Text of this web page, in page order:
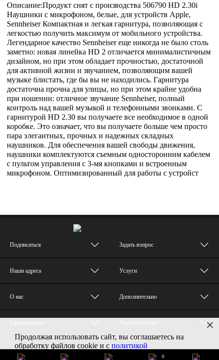
Описание:Продукт снят с производства 506790 HD 2.30i
Наушники с микрофоном, белые, для устройств Apple,
Sennheiser Компактная и легкая гарнитура, позволяющая с
легкостью получить максимум от мобильного устройства.
Легендарное качество Sennheiser еще никогда не было столь
заметно: новая линейка HD 2 отличается минималистичным
дизайном, но при этом обладает прочностью, достаточной
для активной жизни и звучанием, позволяющим вашей
музыке блистать, где бы вы не находились. Гарнитура
достаточна прочна для улицы, но при этом крайне удобна
при ношении: отличное звучание Sennheiser, полный
контроль над вашей музыкой и телефонными звонками. С
гарнитурой HD 2.30 вы получаете все необходимое в одной
коробке. Это означает, что вы получаете больше чем просто
пара элегантных, прочных и надежных складных
наушников. Для обеспечения вашей свободы движения,
наушники комплектуются съемным односторонним кабелем
с пультом управления с 3-мя кнопками и встроенным
микрофоном. Оптимизированный для работы с устройст
Подписаться
Наши адреса
О нас
Задать вопрос
Услуги
Дополнительно
© MUZTON - Все права защищены
Продолжая использовать сайт, вы соглашаетесь на
обработку файлов cookie и с политикой
конфиденциальности
×
0